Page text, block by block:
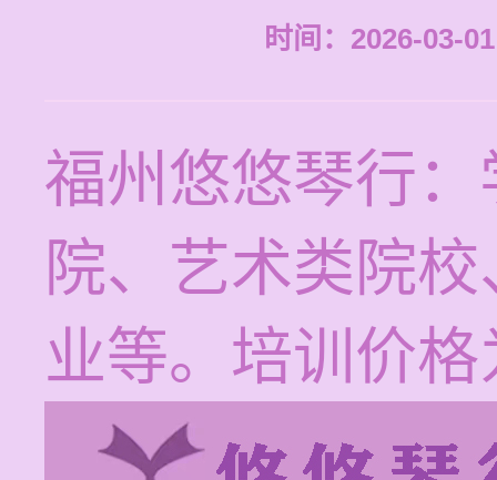
时间：2026-03-
福州悠悠琴行
院、艺术类院
业等。培训价